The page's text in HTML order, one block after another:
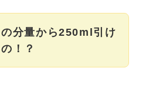
の分量から250ml引け
！？